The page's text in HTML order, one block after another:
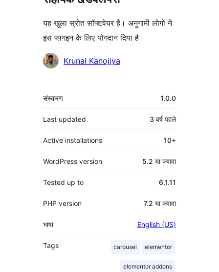
यह खुला स्रोत सॉफ्टवेयर है। अनुगामी लोगो ने
इस प्लगइन के लिए योगदान दिया है।
योगदानकर्ताKrunal Kanojiya
मेटा
संस्करण 1.0.0
Last updated 3 वर्ष पहले
Active installations 10+
WordPress version 5.2 या ज्यादा
Tested up to 6.1.11
PHP version 7.2 या ज्यादा
भाषा English (US)
Tags carousel elementor
elementor addons